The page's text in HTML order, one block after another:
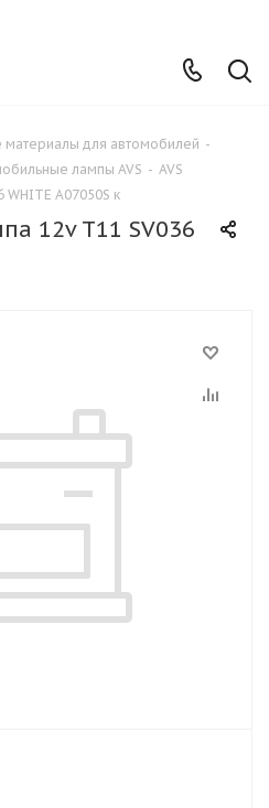
материалы для автомобилей -
лампы AVS - AVS
A07050S к
12v T11 SV036